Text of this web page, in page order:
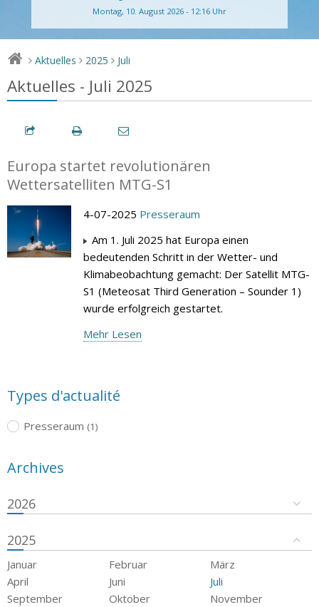
Montag, 10. August 2026 - 12:16 Uhr
> Aktuelles > 2025 > Juli
Aktuelles - Juli 2025
Europa startet revolutionären
Wettersatelliten MTG-S1
4-07-2025 Presseraum
Am 1. Juli 2025 hat Europa einen
bedeutenden Schritt in der Wetter- und
Klimabeobachtung gemacht: Der Satellit MTG-
S1 (Meteosat Third Generation – Sounder 1)
wurde erfolgreich gestartet.
Mehr Lesen
Types d'actualité
Presseraum (1)
Archives
2026
2025
Januar Februar
März
April
Juni
Juli
September
Oktober
November